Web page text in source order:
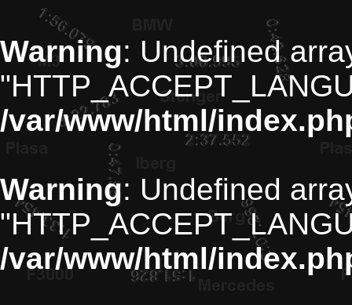
Warning: Undefined
/var/www/html/
Warning: Undefined
/var/www/html/